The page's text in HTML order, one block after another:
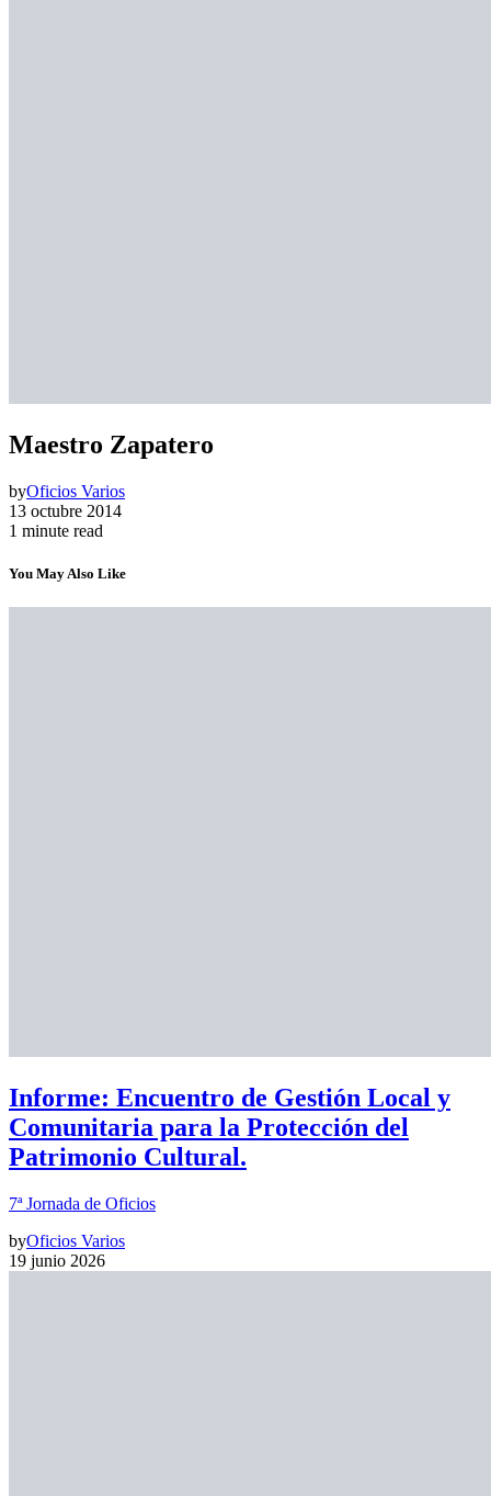
Maestro Zapatero
byOficios Varios
13 octubre 2014
1 minute read
You May Also Like
Informe: Encuentro de Gestión Local y
Comunitaria para la Protección del
Patrimonio Cultural.
7ª Jornada de Oficios
byOficios Varios
19 junio 2026